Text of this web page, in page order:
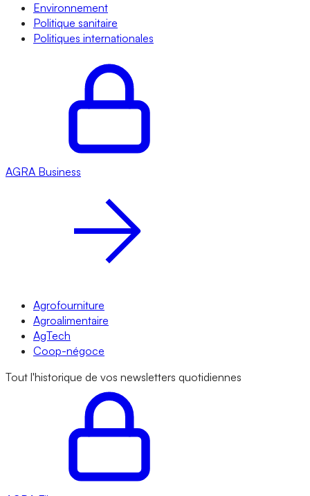
Environnement
Politique sanitaire
Politiques internationales
AGRA Business
Agrofourniture
Agroalimentaire
AgTech
Coop-négoce
Tout l'historique de vos newsletters quotidiennes